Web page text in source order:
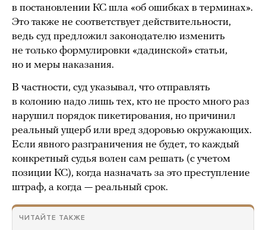
в постановлении КС шла «об ошибках в терминах».
Это также не соответствует действительности,
ведь суд предложил законодателю изменить
не только формулировки «дадинской» статьи,
но и меры наказания.
В частности, суд указывал, что отправлять
в колонию надо лишь тех, кто не просто много раз
нарушил порядок пикетирования, но причинил
реальный ущерб или вред здоровью окружающих.
Если явного разграничения не будет, то каждый
конкретный судья волен сам решать (с учетом
позиции КС), когда назначать за это преступление
штраф, а когда — реальный срок.
ЧИТАЙТЕ ТАКЖЕ